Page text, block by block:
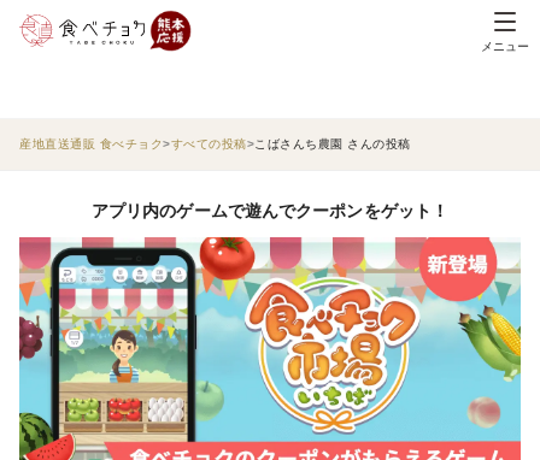
メニュー
産地直送通販 食べチョク すべての投稿 こばさんち農園 さんの投稿
アプリ内のゲームで遊んでクーポンをゲット！